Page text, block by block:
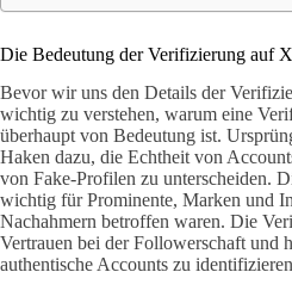
Die Bedeutung der Verifizierung auf X
Bevor wir uns den Details der
wichtig zu verstehen, warum eine
überhaupt von Bedeutung ist.
Haken dazu, die Echtheit von
von Fake-Profilen zu unterscheiden.
wichtig für Prominente, Marken und
Nachahmern betroffen waren. Die
Vertrauen bei der Followerschaft und
authentische Accounts zu